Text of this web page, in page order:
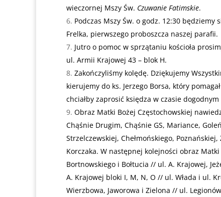
wieczornej Mszy Św. Czuwanie Fatimskie.
Podczas Mszy Św. o godz. 12:30 będziemy
Frelka, pierwszego proboszcza naszej parafii.
Jutro o pomoc w sprzątaniu kościoła
ul. Armii Krajowej 43 – blok H.
Zakończyliśmy kolędę. Dziękujemy
kierujemy do ks. Jerzego Borsa, który
chciałby zaprosić księdza w czasie dogodnym
Obraz Matki Bożej Częstochowskiej
Chąśnie Drugim, Chąśnie GS, Mariance,
Strzelczewskiej, Chełmońskiego,
Korczaka. W następnej kolejności obraz
Bortnowskiego i Bołtucia // ul. A. Krajowej,
A. Krajowej bloki I, M, N, O // ul. Włada i ul.
Wierzbowa, Jaworowa i Zielona // ul.